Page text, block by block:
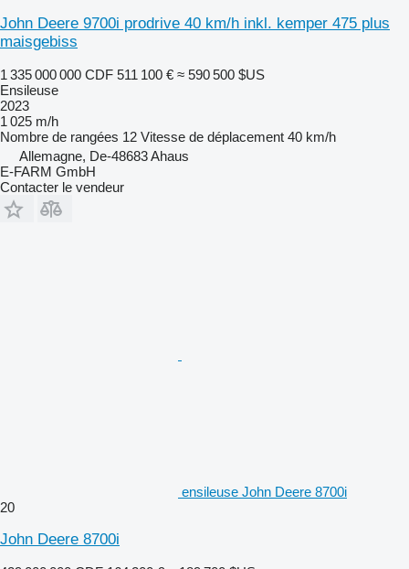
John Deere 9700i prodrive 40 km/h inkl. kemper 475 plus
maisgebiss
1 335 000 000 CDF 511 100 € ≈ 590 500 $US
Ensileuse
2023
1 025 m/h
Nombre de rangées 12 Vitesse de déplacement 40 km/h
Allemagne, De-48683 Ahaus
E-FARM GmbH
Contacter le vendeur
ensileuse John Deere 8700i
20
John Deere 8700i